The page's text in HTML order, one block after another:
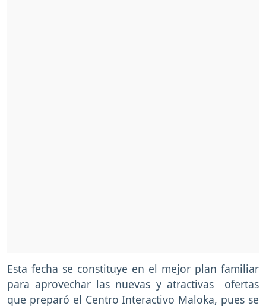
Esta fecha se constituye en el mejor plan familiar
para aprovechar las nuevas y atractivas ofertas
que preparó el Centro Interactivo Maloka, pues se